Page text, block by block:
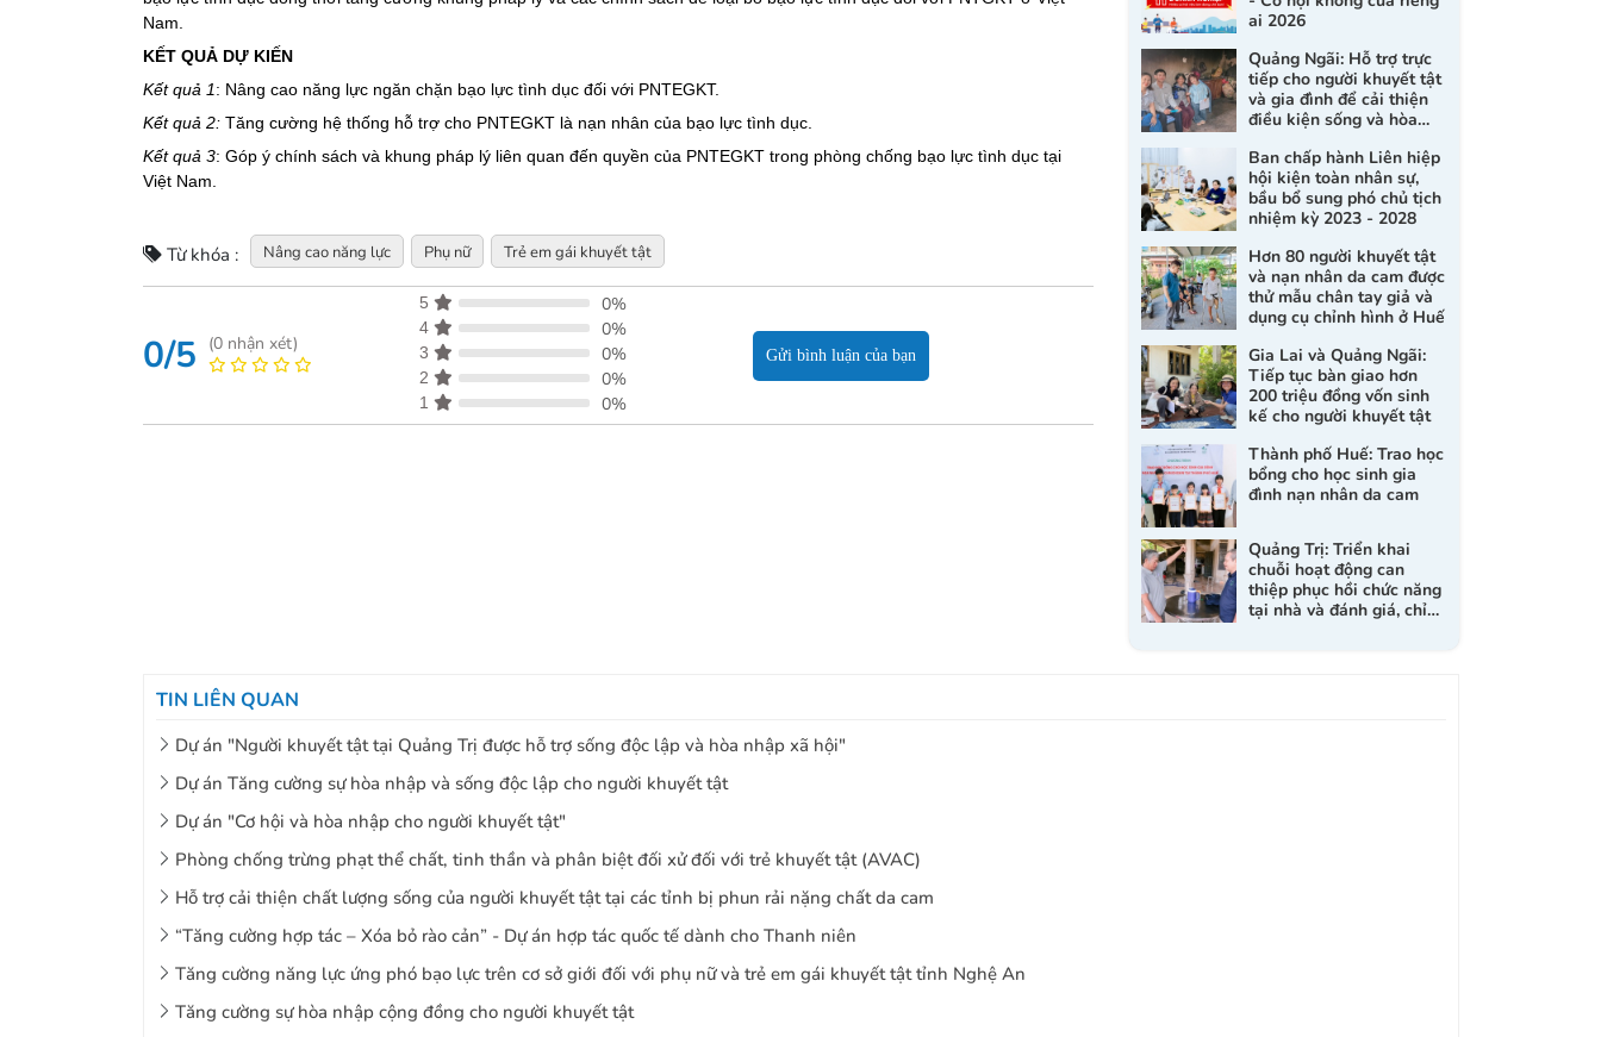
Nam.
KẾT QUẢ DỰ KIẾN
Kết quả 1: Nâng cao năng lực ngăn chặn bạo lực tình dục đối với PNTEGKT.
Kết quả 2:Tăng cường hệ thống hỗ trợ cho PNTEGKT là nạn nhân của bạo lực tình dục.
Kết quả 3: Góp ý chính sách và khung pháp lý liên quan đến quyền của PNTEGKT trong phòng chống bạo lực tình dục tại
Việt Nam.
Từ khóa : Nâng cao năng lực Phụ nữ Trẻ em gái khuyết tật
0/5 (0nhận xét)
5 0%
4 0%
3 0%
2 0%
1 0%
Gửi bình luận của bạn
ai 2026
Quảng Ngãi: Hỗ trợ trực
tiếp cho người khuyết tật
và gia đình để cải thiện
điều kiện sống và hòa
Ban chấp hành Liên hiệp
hội kiện toàn nhân sự,
bầu bổ sung phó chủ tịch
nhiệm kỳ 2023 - 2028
Hơn 80 người khuyết tật
và nạn nhân da cam được
thử mẫu chân tay giả và
dụng cụ chỉnh hình ở Huế
Gia Lai và Quảng Ngãi:
Tiếp tục bàn giao hơn
200 triệu đồng vốn sinh
kế cho người khuyết tật
Thành phố Huế: Trao học
bổng cho học sinh gia
đình nạn nhân da cam
Quảng Trị: Triển khai
chuỗi hoạt động can
thiệp phục hồi chức năng
tại nhà và đánh giá, chỉ
TIN LIÊN QUAN
Dự án "Người khuyết tật tại Quảng Trị được hỗ trợ sống độc lập và hòa nhập xã hội"
Dự án Tăng cường sự hòa nhập và sống độc lập cho người khuyết tật
Dự án "Cơ hội và hòa nhập cho người khuyết tật"
Phòng chống trừng phạt thể chất, tinh thần và phân biệt đối xử đối với trẻ khuyết tật (AVAC)
Hỗ trợ cải thiện chất lượng sống của người khuyết tật tại các tỉnh bị phun rải nặng chất da cam
“Tăng cường hợp tác – Xóa bỏ rào cản” - Dự án hợp tác quốc tế dành cho Thanh niên
Tăng cường năng lực ứng phó bạo lực trên cơ sở giới đối với phụ nữ và trẻ em gái khuyết tật tỉnh Nghệ An
Tăng cường sự hòa nhập cộng đồng cho người khuyết tật